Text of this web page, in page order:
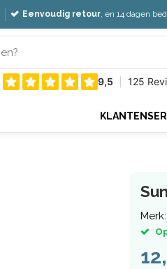
Eenvoudig retour, en 14 dagen
Merk: